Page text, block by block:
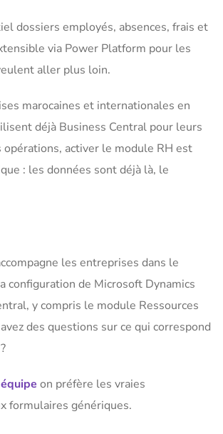
dossiers employés, absences, frais et
via Power Platform pour les
aller plus loin.
marocaines et internationales en
déjà Business Central pour leurs
opérations, activer le module RH est
: les données sont déjà là, le
les entreprises dans le
configuration de Microsoft Dynamics
y compris le module Ressources
des questions sur ce qui correspond
on préfère les vraies
formulaires génériques.